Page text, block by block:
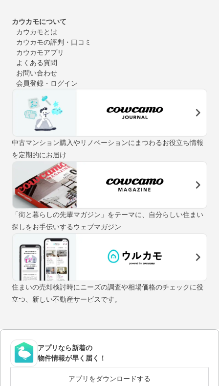
カウカモについて
カウカモとは
カウカモの評判・口コミ
カウカモアプリ
よくある質問
お問い合わせ
会員登録・ログイン
中古マンション購入やリノベーションにまつわるお役立ち情報
を定期的にお届け
「街と暮らしの先輩マガジン」をテーマに、自分らしい住まい
探しをお手伝いするウェブマガジン
住まいの売却検討時にニーズの調査や相場価格のチェックに役
立つ、新しい不動産サービスです。
アプリなら新着の
物件情報が早く届く！
アプリをダウンロードする